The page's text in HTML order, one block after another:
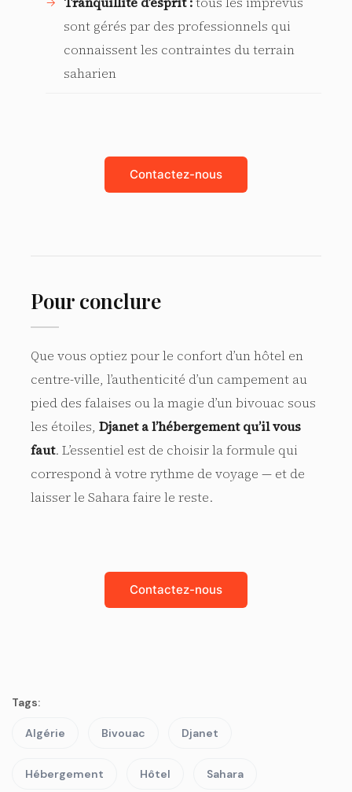
sont gérés par des professionnels qui
connaissent les contraintes du terrain
saharien
Contactez-nous
Pour conclure
Que vous optiez pour le confort d’un hôtel en
centre-ville, l’authenticité d’un campement au
pied des falaises ou la magie d’un bivouac sous
les étoiles, Djanet a l’hébergement qu’il vous
faut. L’essentiel est de choisir la formule qui
correspond à votre rythme de voyage — et de
laisser le Sahara faire le reste.
Contactez-nous
Tags:
Algérie Bivouac Djanet
Hébergement Hôtel Sahara